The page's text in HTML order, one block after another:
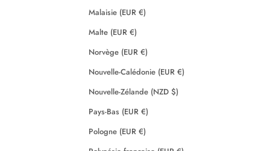
Malaisie (EUR €)
Malte (EUR €)
Norvège (EUR €)
Nouvelle-Calédonie (EUR €)
Nouvelle-Zélande (NZD $)
Pays-Bas (EUR €)
Pologne (EUR €)